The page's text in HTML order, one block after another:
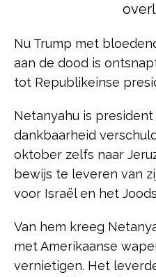
Nu Trump met
aan de dood is
tot Republikeinse
Netanyahu is president
dankbaarheid
oktober zelfs naar
bewijs te leveren van
voor Israël en het
Van hem kreeg
met Amerikaanse
vernietigen. Het